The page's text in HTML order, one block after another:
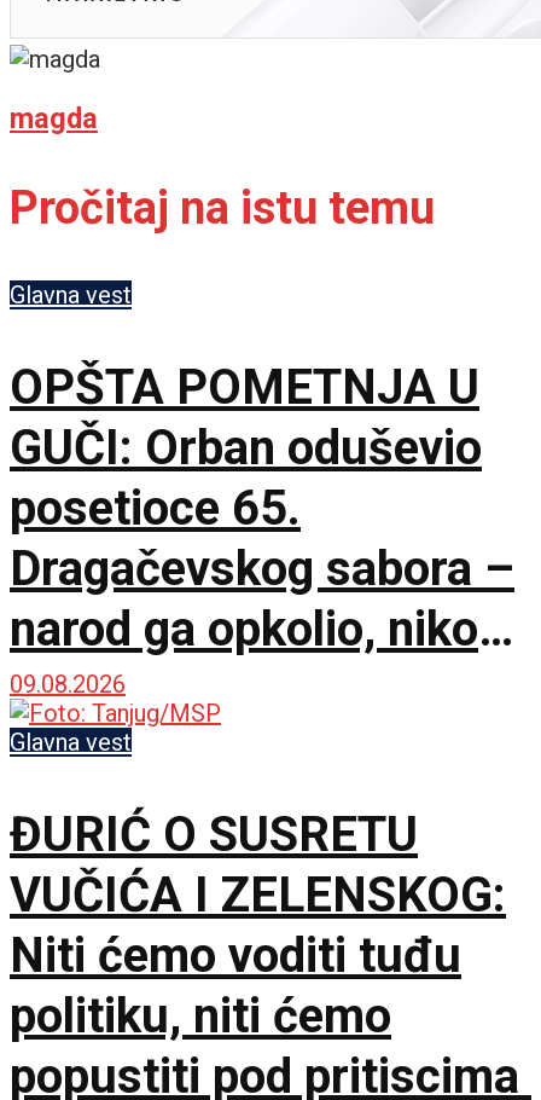
magda
Pročitaj na istu temu
Glavna vest
OPŠTA POMETNJA U
GUČI: Orban oduševio
posetioce 65.
Dragačevskog sabora –
narod ga opkolio, niko
ne veruje koliko je
opušten
09.08.2026
Glavna vest
ĐURIĆ O SUSRETU
VUČIĆA I ZELENSKOG:
Niti ćemo voditi tuđu
politiku, niti ćemo
popustiti pod pritiscima